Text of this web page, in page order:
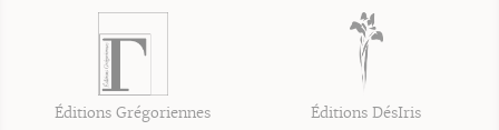
Éditions Grégoriennes Éditions DésIris